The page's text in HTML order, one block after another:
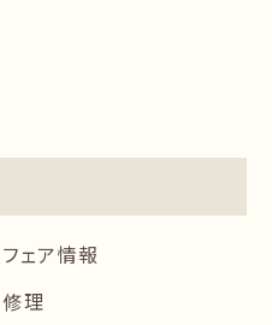
フェア情報
修理